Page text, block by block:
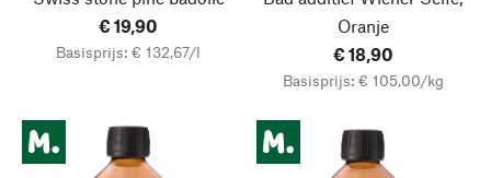
€ 19,90
Basisprijs: € 132,67/l
Oranje
€ 18,90
Basisprijs: € 105,00/kg